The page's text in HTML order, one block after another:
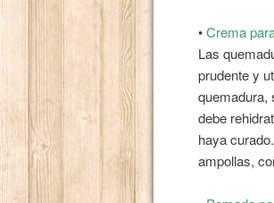
•Crema
Las
prudente y
quemadura,
debe
haya
ampollas,